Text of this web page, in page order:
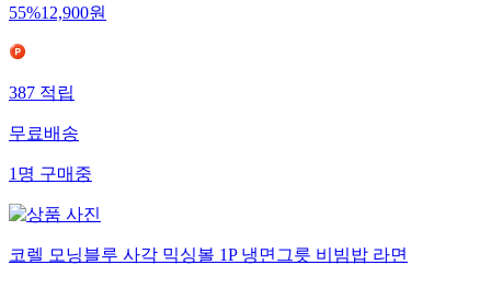
55%12,900원
387적립
무료배송
1명구매중
코렐 모닝블루 사각 믹싱볼 1P 냉면그릇 비빔밥 라면